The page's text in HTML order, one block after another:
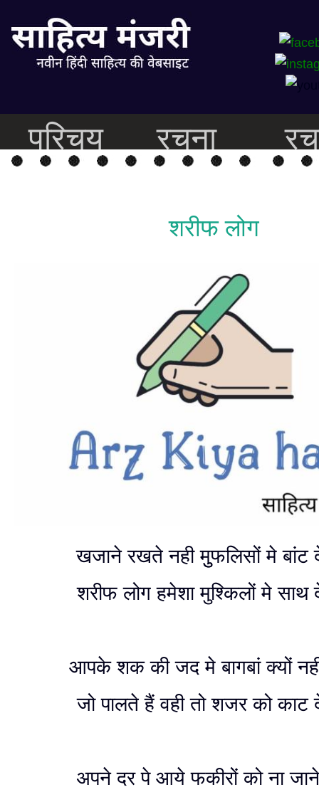
परिचय रचना
शरीफ लोग
खजाने रखते नही मुुफलिसों मे बांट
शरीफ लोग हमेशा मुश्किलों मे साथ
आपके शक की जद मे बागबां क्यों
जो पालते हैं वही तो शजर को काट
अपने दर पे आये फकीरों को ना